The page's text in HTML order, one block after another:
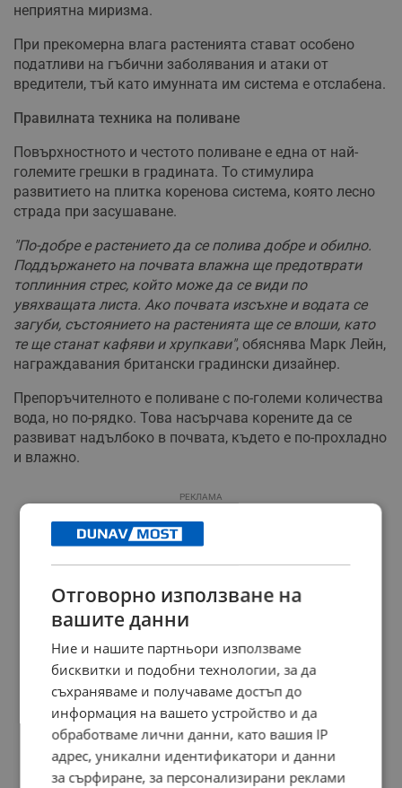
неприятна миризма.
При прекомерна влага растенията стават особено
податливи на гъбични заболявания и атаки от
вредители, тъй като имунната им система е отслабена.
Правилната техника на поливане
Повърхностното и честото поливане е една от най-
големите грешки в градината. То стимулира
развитието на плитка коренова система, която лесно
страда при засушаване.
"По-добре е растението да се полива добре и обилно.
Поддържането на почвата влажна ще предотврати
топлинния стрес, който може да се види по
увяхващата листа. Ако почвата изсъхне и водата се
загуби, състоянието на растенията ще се влоши, като
те ще станат кафяви и хрупкави", обяснява Марк Лейн,
награждавания британски градински дизайнер.
Препоръчителното е поливане с по-големи количества
вода, но по-рядко. Това насърчава корените да се
развиват надълбоко в почвата, където е по-прохладно
и влажно.
РЕКЛАМА
Отговорно използване на
вашите данни
Ние и нашите партньори използваме
бисквитки и подобни технологии, за да
съхраняваме и получаваме достъп до
информация на вашето устройство и да
обработваме лични данни, като вашия IP
адрес, уникални идентификатори и данни
за сърфиране, за персонализирани реклами